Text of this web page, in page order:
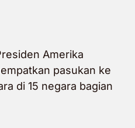
Amerika
pasukan ke
di 15 negara bagian